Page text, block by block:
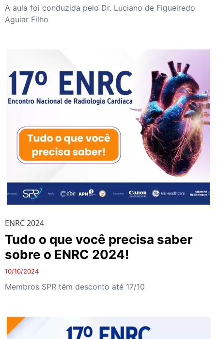
A aula foi conduzida pelo Dr. Luciano de Figueiredo
Aguiar Filho
ENRC 2024
Tudo o que você precisa saber
sobre o ENRC 2024!
10/10/2024
Membros SPR têm desconto até 17/10